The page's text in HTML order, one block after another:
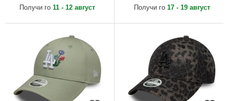
York Yankees MLB от New
Получи го 11 - 12 август
New Era
Получи го 17 - 19 август